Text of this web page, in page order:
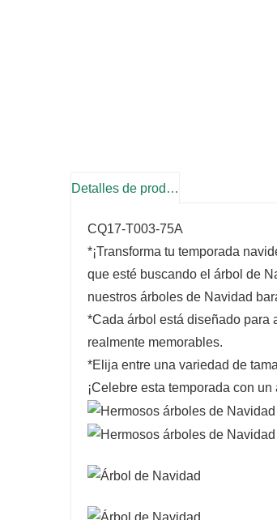
Detalles de producto
CQ17-T003-75A
*¡Transforma tu temporada
que esté buscando el árbol de
nuestros árboles de Navidad
*Cada árbol está diseñado para
realmente memorables.
*Elija entre una variedad de
¡Celebre esta temporada con